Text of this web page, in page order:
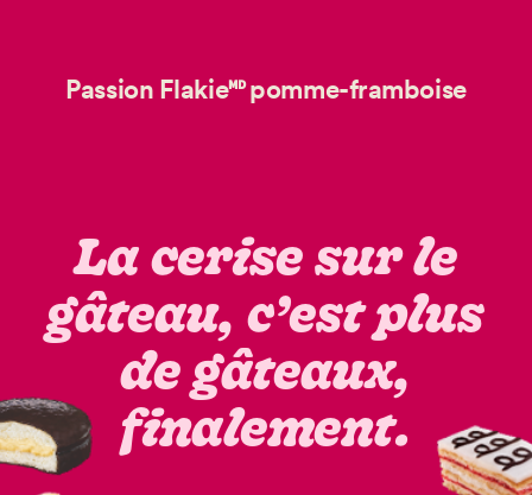
Passion Flakie🅫 pomme-framboise
La cerise sur le
gâteau, c’est plus
de gâteaux,
finalement.